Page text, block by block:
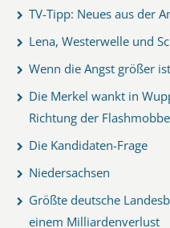
TV-Tipp: Neues aus der
Lena, Westerwelle und
Wenn die Angst größer
Die Merkel wankt in
Richtung der
Die Kandidaten-Frage
Niedersachsen
Größte deutsche
einem Milliardenverlust